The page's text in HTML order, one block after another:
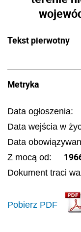
Tekst pierwotny
Metryka
Data ogłoszenia:
Data wejścia w
Data
Z mocą od:
Dokument traci
Pobierz PDF